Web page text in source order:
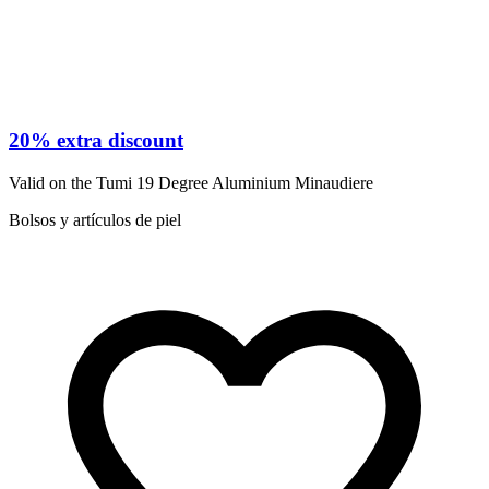
20% extra discount
Valid on the Tumi 19 Degree Aluminium Minaudiere
Bolsos y artículos de piel